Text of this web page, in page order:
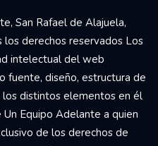
San Rafael de Alajuela,
los derechos reservados Los
intelectual del web
fuente, diseño, estructura de
distintos elementos en él
Equipo Adelante a quien
de los derechos de